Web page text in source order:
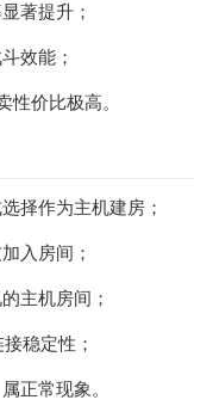
著提升；
效能；
性价比极高。
择作为主机建房；
入房间；
主机房间；
稳定性；
正常现象。